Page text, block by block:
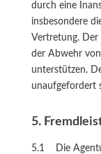
durch eine
insbesondere
Vertretung.
der Abwehr
unterstützen.
unaufgefordert
5.
5.1 Die